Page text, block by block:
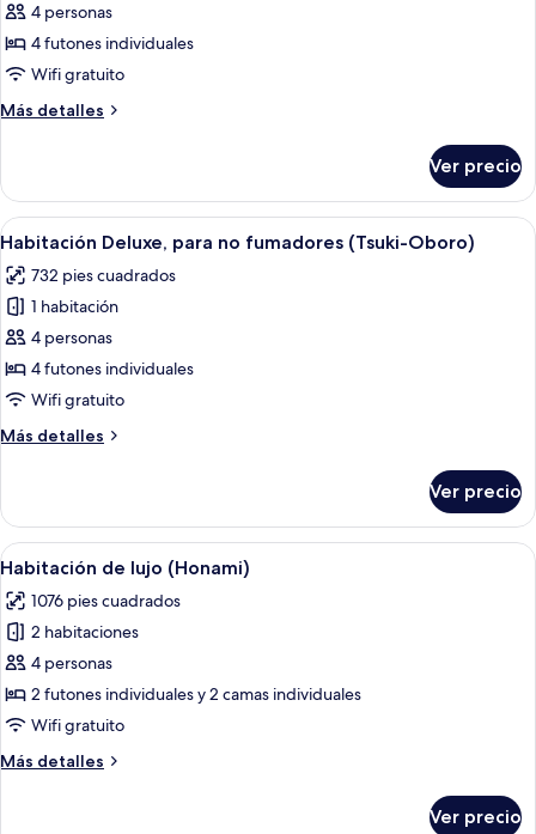
de
Habitación
Deluxe,
no
4 personas
4 futones individuales
Wifi gratuito
Más detalles
Más
Deluxe,
para
no
(Tougasumi)
Ver precio
Abrir
todas
las
fotos
de
Habitación
Deluxe,
no
Oboro)
Un jacuzzi con cerca de bambú y
9
Habitación Deluxe, para no fumadores (Tsuki-Oboro)
732 pies cuadrados
1 habitación
4 personas
4 futones individuales
Wifi gratuito
Más detalles
Más
Deluxe,
para
no
(Tsuki-
Oboro)
Ver precio
Abrir
todas
las
fotos
de
Habitación
de
(Honami)
Una bañera de hidromasaje en una
9
Habitación de lujo (Honami)
1076 pies cuadrados
2 habitaciones
4 personas
2 futones individuales y 2 camas individuales
Wifi gratuito
Más detalles
Más
Ver precio